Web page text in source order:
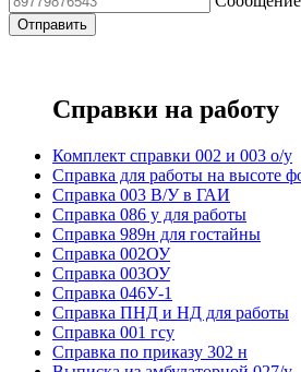
Справки на работу
Комплект справки 002 и 003 о/у
Справка для работы на высоте
Справка 003 В/У в ГАИ
Справка 086 у для работы
Справка 989н для гостайны
Справка 002ОУ
Справка 003ОУ
Справка 046У-1
Справка ПНД и НД для работы
Справка 001 гсу
Справка по приказу 302 н